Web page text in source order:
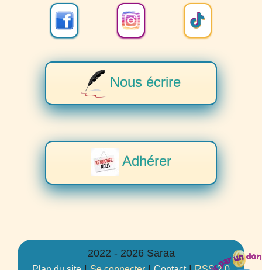
Nous écrire
Adhérer
2022 - 2026 Saraa